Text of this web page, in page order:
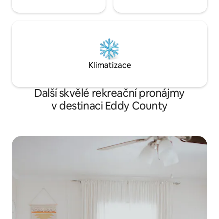
Klimatizace
Další skvělé rekreační pronájmy
v destinaci Eddy County